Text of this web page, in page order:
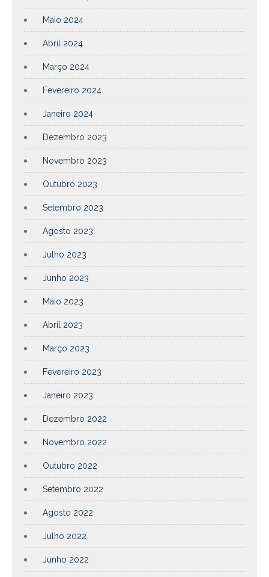
Maio 2024
Abril 2024
Março 2024
Fevereiro 2024
Janeiro 2024
Dezembro 2023
Novembro 2023
Outubro 2023
Setembro 2023
Agosto 2023
Julho 2023
Junho 2023
Maio 2023
Abril 2023
Março 2023
Fevereiro 2023
Janeiro 2023
Dezembro 2022
Novembro 2022
Outubro 2022
Setembro 2022
Agosto 2022
Julho 2022
Junho 2022